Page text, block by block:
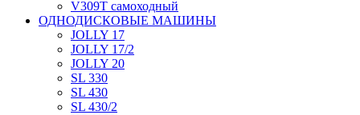
V309T самоходный
ОДНОДИСКОВЫЕ МАШИНЫ
JOLLY 17
JOLLY 17/2
JOLLY 20
SL 330
SL 430
SL 430/2